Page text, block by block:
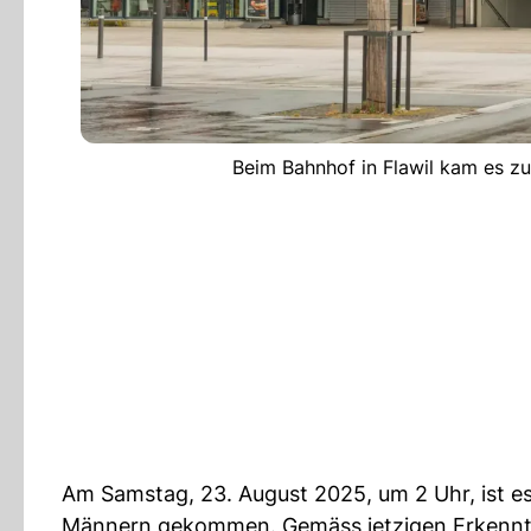
Beim Bahnhof in Flawil kam es
Am Samstag, 23. August 2025, um 2 Uhr, ist
Männern gekommen. Gemäss jetzigen